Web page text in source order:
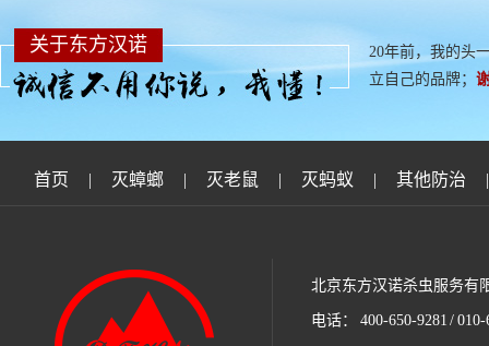
关于东方汉诺
20年前，我的头
立自己的品牌；
首页 | 灭蟑螂 | 灭老鼠 | 灭蚂蚁 | 其他防治 |
北京东方汉诺杀虫服务有
电话： 400-650-9281 / 010-